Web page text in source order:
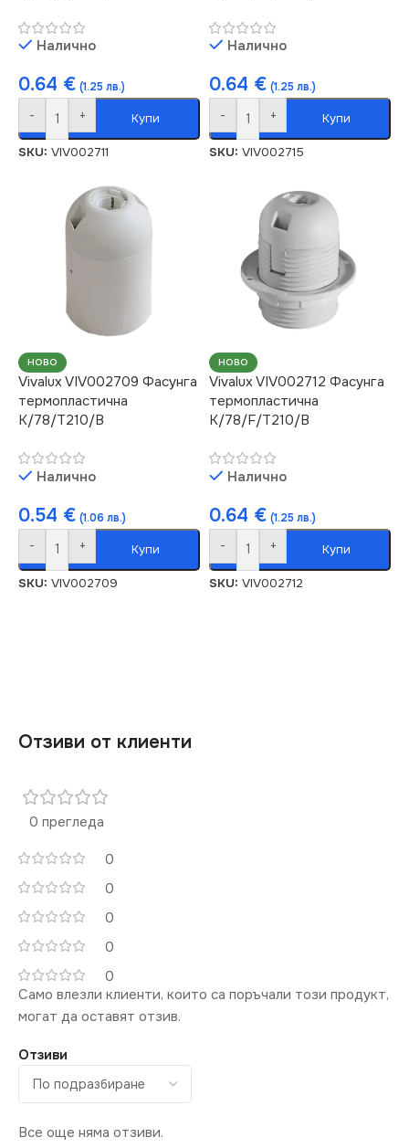
Налично
0.64 € (1.25 лв.)
- + Купи
SKU: VIV002711
Налично
0.64 € (1.25 лв.)
- + Купи
SKU: VIV002715
НОВО
Vivalux VIV002709 Фасунга
термопластична
K/78/T210/B
Налично
0.54 € (1.06 лв.)
- + Купи
SKU: VIV002709
НОВО
Vivalux VIV002712 Фасунга
термопластична
K/78/F/T210/B
Налично
0.64 € (1.25 лв.)
- + Купи
SKU: VIV002712
Отзиви от клиенти
0 прегледа
0
0
0
0
0
Отзиви
Все още няма отзиви.
Само влезли клиенти, които са поръчали този продукт,
могат да оставят отзив.